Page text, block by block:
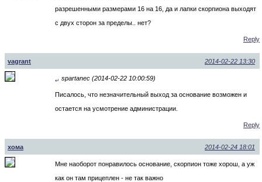
разрешенными размерами 16 на 16, да и лапки скорпиона выходят
с двух сторон за пределы.. нет?
Reply
vagrant 2014-02-22 13:30
↵ spartanec (2014-02-22 10:00:59)
Писалось, что незначительный выход за основание возможен и
остается на усмотрение администрации.
Reply
хома 2014-02-24 18:01
Мне наоборот понравилось основание, скорпион тоже хорош, а уж
как он там прицеплен - не так важно